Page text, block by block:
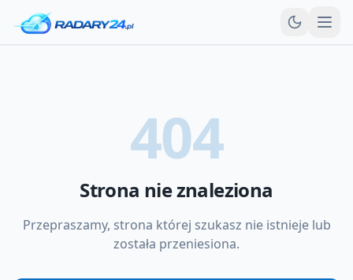
404
Strona nie znaleziona
Przepraszamy, strona której szukasz nie istnieje lub
została przeniesiona.